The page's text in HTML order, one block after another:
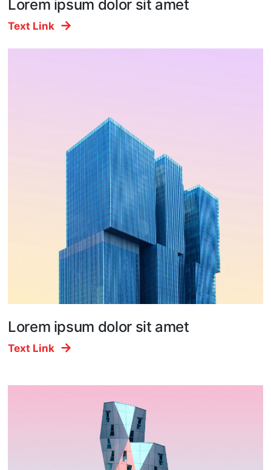
Lorem ipsum dolor sit amet
Text Link
Lorem ipsum dolor sit amet
Text Link